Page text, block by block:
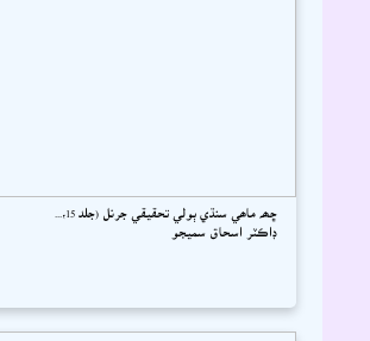
ڇھہ ماھي سنڌي ٻولي تحقيقي جرنل (جلد 15،...
ڊاڪٽر اسحاق سميجو